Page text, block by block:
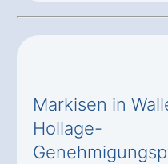
Markisen in
Hollage-